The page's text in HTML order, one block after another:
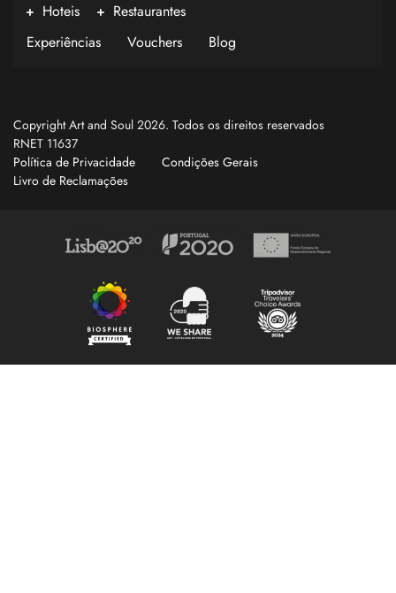
Hoteis
Restaurantes
Experiências
Vouchers Blog
Copyright Art and Soul 2026. Todos os direitos reservados
RNET 11637
Política de Privacidade
Condições Gerais
Livro de Reclamações